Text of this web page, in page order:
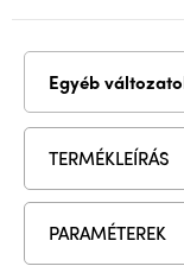
TERMÉKLEÍRÁS
PARAMÉTEREK